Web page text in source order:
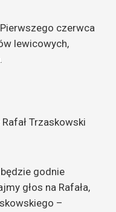
czerwca
lewicowych,
Trzaskowski
godnie
głos na Rafała,
–